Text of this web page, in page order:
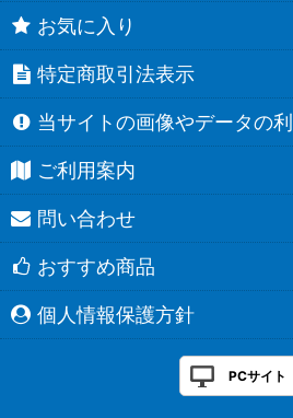
お気に入り
特定商取引法表示
当サイトの画像やデータの
ご利用案内
問い合わせ
おすすめ商品
個人情報保護方針
PCサイト